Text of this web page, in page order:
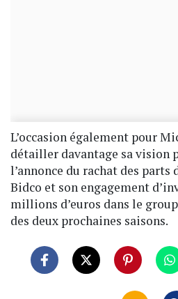
L’occasion également pour
détailler davantage sa vision
l’annonce du rachat des parts
Bidco et son engagement
millions d’euros dans le
des deux prochaines saisons.